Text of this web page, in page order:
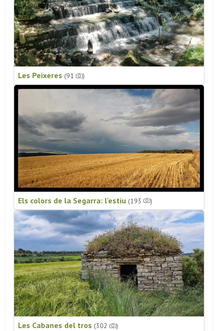
Les Peixeres (91 )
Els colors de la Segarra: l'estiu (193 )
Les Cabanes del tros (302 )